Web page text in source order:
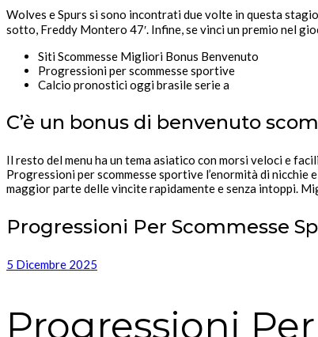
Wolves e Spurs si sono incontrati due volte in questa
sotto, Freddy Montero 47′. Infine, se vinci un premio nel
Siti Scommesse Migliori Bonus Benvenuto
Progressioni per scommesse sportive
Calcio pronostici oggi brasile serie a
C’è un bonus di benvenuto
Il resto del menu ha un tema asiatico con morsi veloci e
Progressioni per scommesse sportive l’enormità di nicchie
maggior parte delle vincite rapidamente e senza intoppi.
Progressioni Per Scommesse
5 Dicembre 2025
Progressioni